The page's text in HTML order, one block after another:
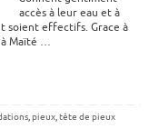
accès à leur eau et à
soient effectifs. Grace à
à Maïté …
,pieux,tête de pieux